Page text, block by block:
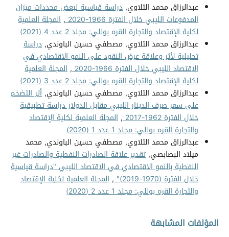
عبدالرزاق محمد التلاوي, دراسة قياسية لبعض محددات ميزان
المدفوعات الليبي خلال الفترة 1966-2020
, المجلة العلمية
لكلية الإقتصاد والتجارة القره بوللي: مجلد 2 عدد 4 (2021)
عبدالرزاق محمد التلاوي, مصطفي حسين الباوندي, دراسة
تحليلية لأثر وعلاقة عرض النقود على النمو الاقتصادي في
الاقتصاد الليبي خلال الفترة 1966-2020
, المجلة العلمية
لكلية الإقتصاد والتجارة القره بوللي: مجلد 2 عدد 3 (2021)
عبدالرزاق محمد التلاوي, مصطفي حسين الباوندي, أثر التضخم
على سعر صرف الدينار الليبي مقابل الدولار دراسة تطبيقية
خلال الفترة 1962-2017
, المجلة العلمية لكلية الإقتصاد
والتجارة القره بوللي: مجلد 1 عدد 1 (2020)
عبدالرزاق محمد التلاوي, مصطفي حسين الباوندي, محمد
ميلاد البصابصي, تقدير علاقة الصادرات النفطية والصادرات غير
النفطية بالنمو الاقتصادي في الاقتصاد الليبي "دراسة قياسية
خلال الفترة (1970-2019)"
, المجلة العلمية لكلية الإقتصاد
والتجارة القره بوللي: مجلد 1 عدد 2 (2020)
المؤلفات المشابهة